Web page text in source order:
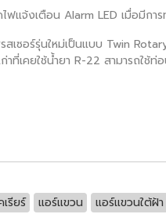
ฟแจ้งเตือน Alarm LED เมื่อมีกา
สเซอร์รุ่นใหม่เป็นแบบ Twin
ก่าที่เคยใช้น้ำยา R-22 สามารถใ
รียร์ แอร์แขวน แอร์แขวนใต้ฝ้า